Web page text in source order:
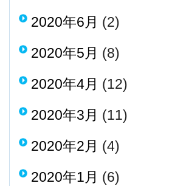
2020年6月 (2)
2020年5月 (8)
2020年4月 (12)
2020年3月 (11)
2020年2月 (4)
2020年1月 (6)